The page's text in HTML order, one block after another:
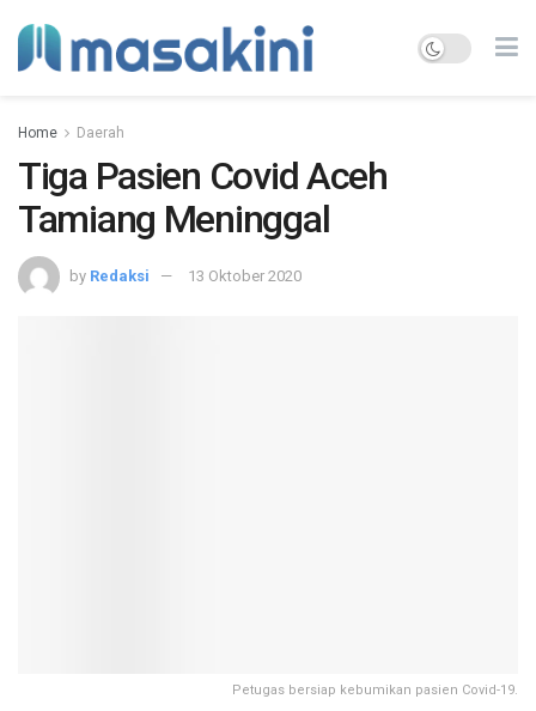
Home Daerah
Tiga Pasien Covid Aceh
Tamiang Meninggal
by Redaksi 13 Oktober 2020
Petugas bersiap kebumikan pasien Covid-19.